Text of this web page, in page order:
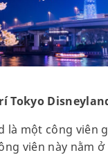
Tokyo
là một công viên
viên này nằm